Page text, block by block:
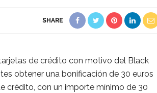
SHARE
de crédito con motivo del Black
obtener una bonificación de 30 euros
crédito, con un importe mínimo de 30